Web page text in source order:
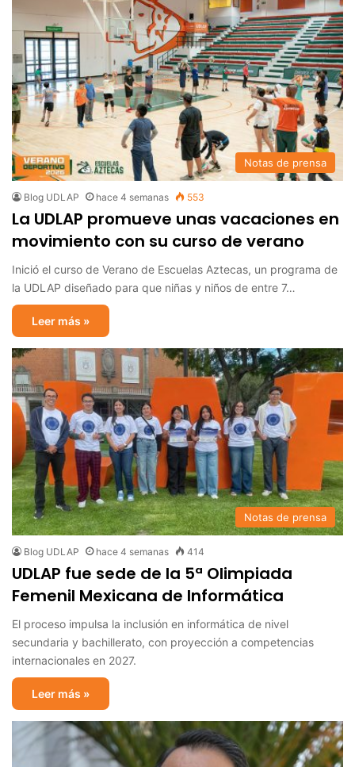
Notas de prensa
Blog UDLAP hace 4 semanas 553
La UDLAP promueve unas vacaciones en
movimiento con su curso de verano
Inició el curso de Verano de Escuelas Aztecas, un programa de
la UDLAP diseñado para que niñas y niños de entre 7…
Leer más »
Notas de prensa
Blog UDLAP hace 4 semanas 414
UDLAP fue sede de la 5ª Olimpiada
Femenil Mexicana de Informática
El proceso impulsa la inclusión en informática de nivel
secundaria y bachillerato, con proyección a competencias
internacionales en 2027.
Leer más »